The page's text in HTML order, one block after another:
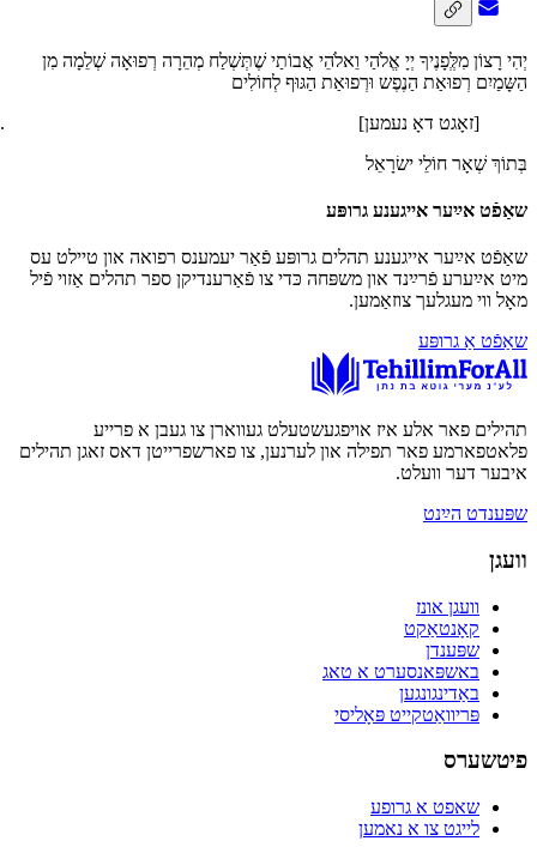
יְהִי רָצוֹן מִלְְּפָנֶיךָ יְיָ אֱלֹהַי וֵאלֹהֵי אֲבוֹתַי שֶׁתְּשְׁלַח מְהֵרָה רְפוּאָה שְׁלֵמָה מִן
הַשָּמַיִם רְפוּאַת הַנֶפֶש וּרְפוּאַת הַגּוּף לְחוֹלִים
[זאָגט דאָ נעמען]
בְּתוֹךְ שְׁאָר חוֹלֵי ישׂרָאֵל
שאַפֿט אײַער אייגענע גרופּע
שאַפֿט אײַער אייגענע תהלים גרופּע פֿאַר יעמענס רפואה און טיילט עס
מיט אײַערע פֿרײַנד און משפּחה כּדי צו פֿאַרענדיקן ספר תהלים אַזוי פֿיל
מאָל ווי מעגלעך צוזאַמען.
שאַפֿט אַ גרופּע
תהילים פאר אלע איז אויפגעשטעלט געווארן צו געבן א פרייע
פלאטפארמע פאר תפילה און לערנען, צו פארשפרייטן דאס זאגן תהילים
איבער דער וועלט.
שפּענדט הײַנט
וועגן
וועגן אונז
קאָנטאַקט
שפּענדן
באשפּאנסערט א טאג
באַדינגונגען
פּריוואַטקייט פּאָליסי
פיטשערס
שאפט א גרופע
לייגט צו א נאמען